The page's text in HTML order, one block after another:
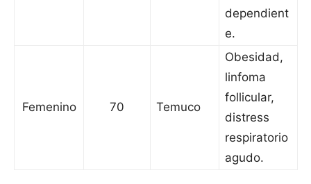
dependient
e.
Femenino 70 Temuco
Obesidad,
linfoma
follicular,
distress
respiratorio
agudo.